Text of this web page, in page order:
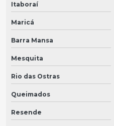
Itaboraí
Maricá
Barra Mansa
Mesquita
Rio das Ostras
Queimados
Resende